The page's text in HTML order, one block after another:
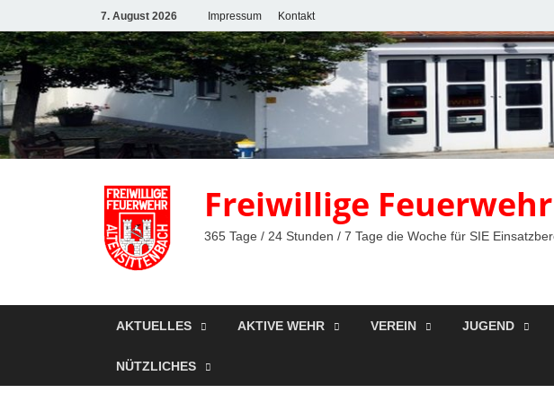
7. August 2026 Impressum Kontakt
Freiwillige
365 Tage / 24 Stunden / 7 Tage die Woche für SIE
AKTUELLES AKTIVE WEHR VEREIN JUGEND
NÜTZLICHES